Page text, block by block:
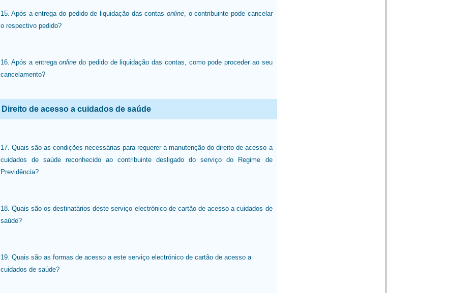
15. Após a entrega do pedido de liquidação das contas online, o contribuinte pode cancelar
o respectivo pedido?
16. Após a entregaonline do pedido de liquidação das contas, como pode proceder ao seu
cancelamento?
Direito de acesso a cuidados de saúde
17. Quais são as condições necessárias para requerer a manutenção do direito de acesso a
cuidados de saúde reconhecido ao contribuinte desligado do serviço do Regime de
Previdência?
18. Quais são os destinatários deste serviço electrónico de cartão de acesso a cuidados de
saúde?
19. Quais são as formas de acesso a este serviço electrónico de cartão de acesso a
cuidados de saúde?